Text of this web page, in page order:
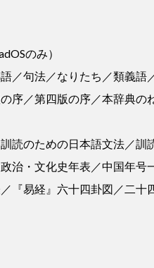
のみ）
／句法／なりたち／類義語
序／第四版の序／本辞典の
読のための日本語文法／訓
治・文化史年表／中国年号
『易経』六十四卦図／二十